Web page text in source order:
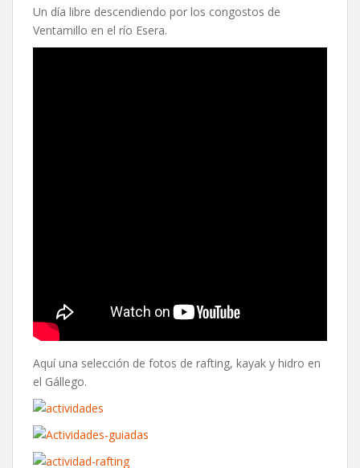
Un día libre descendiendo por los congostos de
Ventamillo en el río Esera.
Aquí una selección de fotos de rafting, kayak y hidro en
el Gállego.